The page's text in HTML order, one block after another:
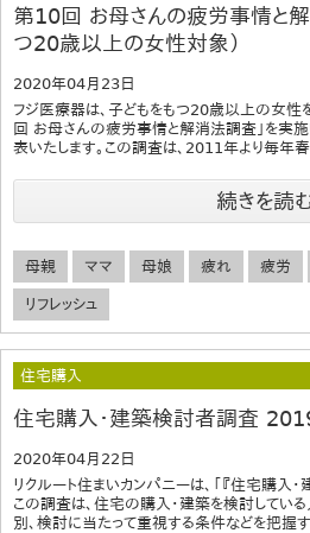
第10回 お母さんの疲労事情と解
つ20歳以上の女性対象）
2020年04月23日
フジ医療器は、子どもをもつ20歳以上の女
回 お母さんの疲労事情と解消法調査」を実施
表いたします。この調査は、2011年より毎年
続きを読
母親 ママ 母娘 疲れ 疲労
リフレッシュ
住宅購入
住宅購入・建築検討者調査
2020年04月22日
リクルート住まいカンパニーは、「『住宅購入
この調査は、住宅の購入・建築を検討してい
別、検討に当たって重視する条件などを把握